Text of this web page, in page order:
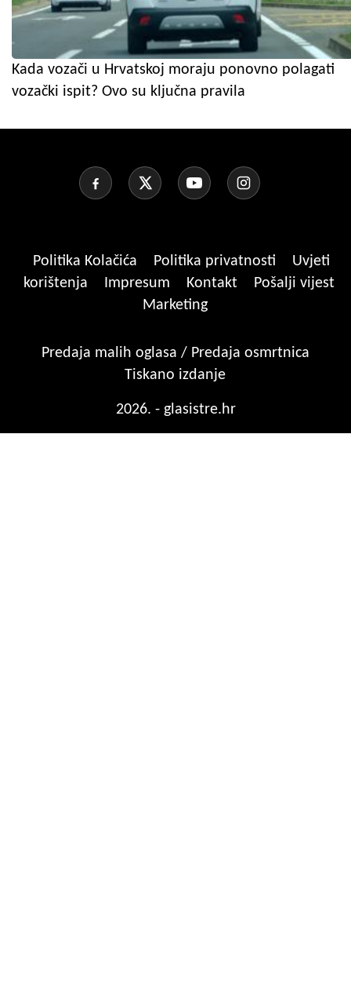
Kada vozači u Hrvatskoj moraju ponovno polagati
vozački ispit? Ovo su ključna pravila
Politika Kolačića Politika privatnosti
Uvjeti
korištenja
Impresum Kontakt
Pošalji vijest
Marketing
Predaja malih oglasa / Predaja osmrtnica
Tiskano izdanje
2026. - glasistre.hr